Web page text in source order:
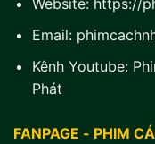
Website: https://
Email:
Kênh Youtube:
Phát
FANPAGE - PHIM